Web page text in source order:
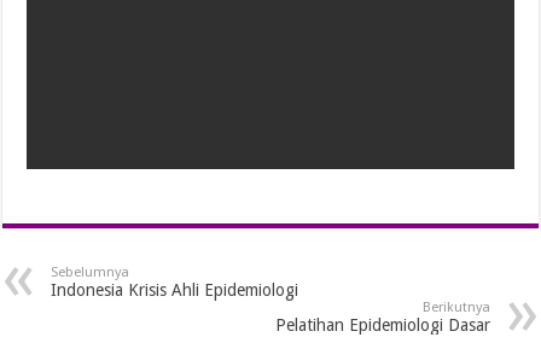
Sebelumnya
Indonesia Krisis Ahli Epidemiologi
Berikutnya
Pelatihan Epidemiologi Dasar